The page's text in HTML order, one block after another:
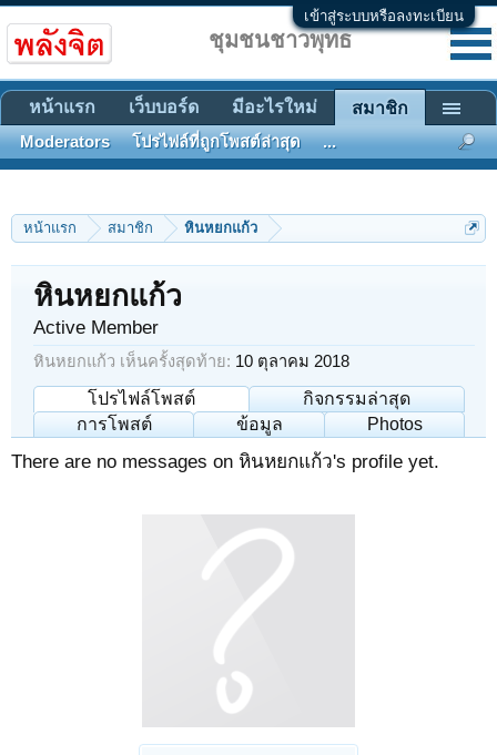
เข้าสู่ระบบหรือลงทะเบียน
หน้าแรก สมาชิก หินหยกแก้ว
หินหยกแก้ว
Active Member
หินหยกแก้ว เห็นครั้งสุดท้าย: 10 ตุลาคม 2018
โปรไฟล์โพสต์
กิจกรรมล่าสุด
การโพสต์
ข้อมูล Photos
There are no messages on หินหยกแก้ว's profile yet.
ชุมชนชาวพุทธ
หน้าแรก เว็บบอร์ด มีอะไรใหม่ สมาชิก
Moderators โปรไฟล์ที่ถูกโพสต์ล่าสุด ...